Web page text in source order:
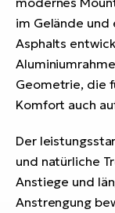
im Gelände und
Asphalts
Geometrie, die
Komfort auch
Der
und natürliche
Anstiege und
Anstrengung